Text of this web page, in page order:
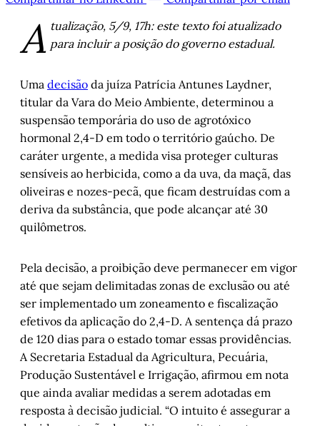
A tualização, 5/9, 17h: este texto foi atualizado
para incluir a posição do governo estadual.
Uma decisão da juíza Patrícia Antunes Laydner,
titular da Vara do Meio Ambiente, determinou a
suspensão temporária do uso de agrotóxico
hormonal 2,4-D em todo o território gaúcho. De
caráter urgente, a medida visa proteger culturas
sensíveis ao herbicida, como a da uva, da maçã, das
oliveiras e nozes-pecã, que ficam destruídas com a
deriva da substância, que pode alcançar até 30
quilômetros.
Pela decisão, a proibição deve permanecer em vigor
até que sejam delimitadas zonas de exclusão ou até
ser implementado um zoneamento e fiscalização
efetivos da aplicação do 2,4-D. A sentença dá prazo
de 120 dias para o estado tomar essas providências.
A Secretaria Estadual da Agricultura, Pecuária,
Produção Sustentável e Irrigação, afirmou em nota
que ainda avaliar medidas a serem adotadas em
resposta à decisão judicial. “O intuito é assegurar a